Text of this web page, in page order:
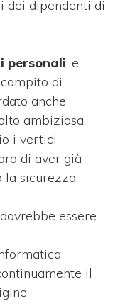
dei dipendenti di
personali, e
di
anche
ambiziosa,
i vertici
di aver già
sicurezza.
essere
il